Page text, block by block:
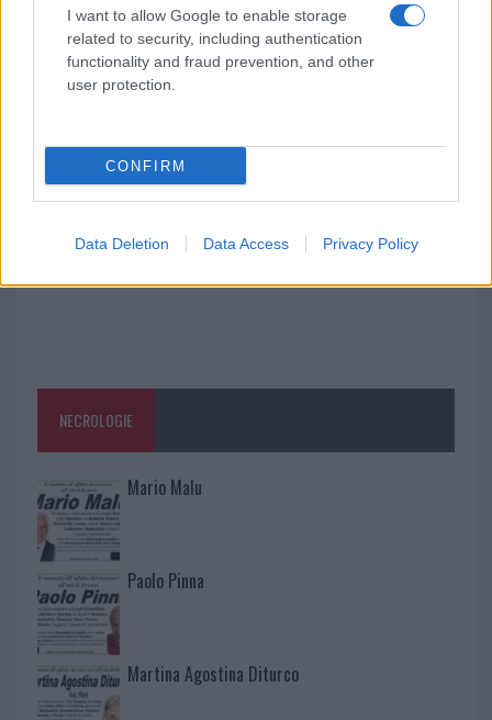
I want to allow Google to enable storage
related to security, including authentication
functionality and fraud prevention, and other
user protection.
CONFIRM
Data Deletion Data Access Privacy Policy
Incendio nella notte a Olbia, a fuoco due furgoni
vigili del fuoco a Rudalza
NECROLOGIE
Mario Malu
Paolo Pinna
Martina Agostina Diturco